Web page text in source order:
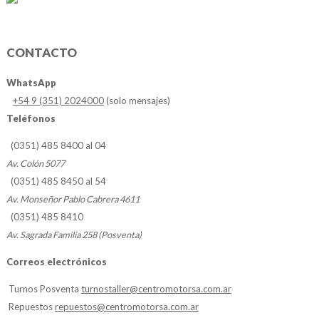
CONTACTO
WhatsApp
+54 9 (351) 2024000(solo mensajes)
Teléfonos
(0351) 485 8400 al 04
Av. Colón 5077
(0351) 485 8450 al 54
Av. Monseñor Pablo Cabrera 4611
(0351) 485 8410
Av. Sagrada Familia 258 (Posventa)
Correos electrónicos
Turnos Posventa turnostaller@centromotorsa.com.ar
Repuestosrepuestos@centromotorsa.com.ar